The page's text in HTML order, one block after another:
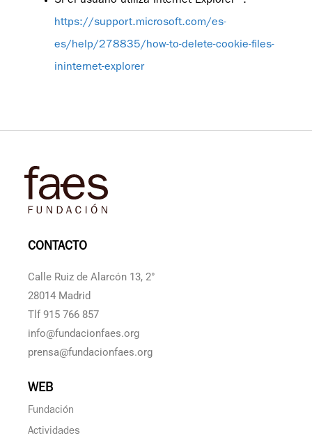
https://support.microsoft.com/es-
es/help/278835/how-to-delete-cookie-files-
ininternet-explorer
CONTACTO
Calle Ruiz de Alarcón 13, 2°
28014 Madrid
Tlf 915 766 857
info@fundacionfaes.org
prensa@fundacionfaes.org
WEB
Fundación
Actividades